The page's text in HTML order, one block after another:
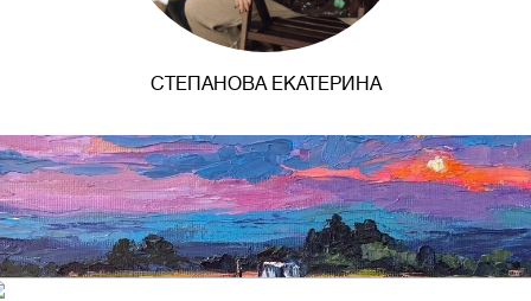
СТЕПАНОВА ЕКАТЕРИНА